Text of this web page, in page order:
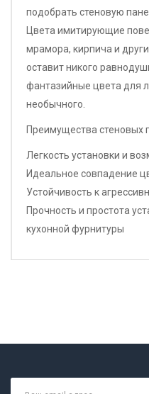
подобрать стеновую
Цвета имитирующие
мрамора, кирпича и
оставит никого
фантазийные цвета для
необычного.
Преимущества стеновых
Легкость установки и
Идеальное совпадение
Устойчивость к
Прочность и простота
кухонной фурнитуры